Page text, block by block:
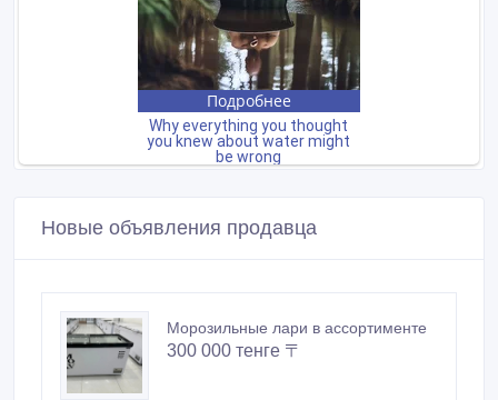
Новые объявления продавца
Морозильные лари в ассортименте
300 000 тенге 〒